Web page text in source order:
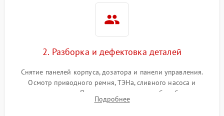
2. Разборка и дефектовка деталей
Снятие панелей корпуса, дозатора и панели управления.
Осмотр приводного ремня, ТЭНа, сливного насоса и
амортизаторов. Проверка подшипников барабана и
крестовины на износ, а манжеты люка на разрывы.
Подробнее